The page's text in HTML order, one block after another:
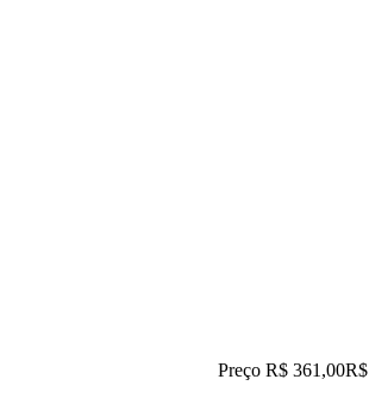
Preço R$ 361,00R$